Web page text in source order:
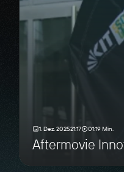
1. Dez. 202521:17 01:19 Min.
Aftermovie